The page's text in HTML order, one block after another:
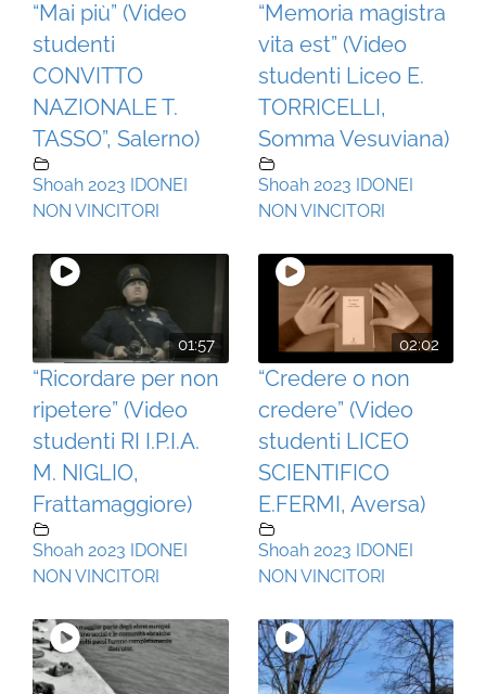
“Mai più” (Video
studenti
CONVITTO
NAZIONALE T.
TASSO”, Salerno)
Shoah 2023 IDONEI
NON VINCITORI
“Memoria magistra
vita est” (Video
studenti Liceo E.
TORRICELLI,
Somma Vesuviana)
Shoah 2023 IDONEI
NON VINCITORI
01:57
“Ricordare per non
ripetere” (Video
studenti RI I.P.I.A.
M. NIGLIO,
Frattamaggiore)
Shoah 2023 IDONEI
NON VINCITORI
02:02
“Credere o non
credere” (Video
studenti LICEO
SCIENTIFICO
E.FERMI, Aversa)
Shoah 2023 IDONEI
NON VINCITORI